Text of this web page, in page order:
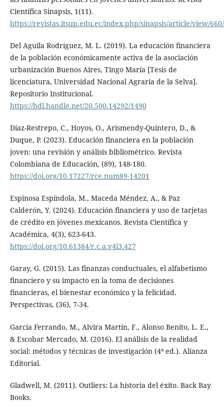
Científica Sinapsis, 1(11).
https://revistas.itsup.edu.ec/index.php/sinapsis/article/view/
Del Aguila Rodríguez, M. L. (2019). La educación financiera
de la población económicamente activa de la asociación
urbanización Buenos Aires, Tingo María [Tesis de
licenciatura, Universidad Nacional Agraria de la Selva].
Repositorio Institucional.
https://hdl.handle.net/20.500.14292/1490
Díaz-Restrepo, C., Hoyos, O., Arismendy-Quintero, D., &
Duque, P. (2023). Educación financiera en la población
joven: una revisión y análisis bibliométrico. Revista
Colombiana de Educación, (89), 148-180.
https://doi.org/10.17227/rce.num89-14201
Espinosa Espíndola, M., Maceda Méndez, A., & Paz
Calderón, Y. (2024). Educación financiera y uso de tarjetas
de crédito en jóvenes mexicanos. Revista Científica y
Académica, 4(3), 623-643.
https://doi.org/10.61384/r.c.a.v4i3.427
Garay, G. (2015). Las finanzas conductuales, el alfabetismo
financiero y su impacto en la toma de decisiones
financieras, el bienestar económico y la felicidad.
Perspectivas, (36), 7-34.
Garcia Ferrando, M., Alvira Martín, F., Alonso Benito, L. E.,
& Escobar Mercado, M. (2016). El análisis de la realidad
social: métodos y técnicas de investigación (4ª ed.). Alianza
Editorial.
Gladwell, M. (2011). Outliers: La historia del éxito. Back Bay
Books.